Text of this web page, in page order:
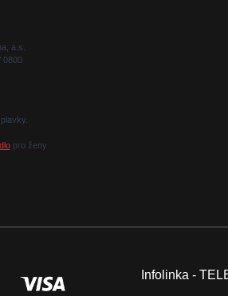
a.s.
0800
pro ženy
Infolinka -